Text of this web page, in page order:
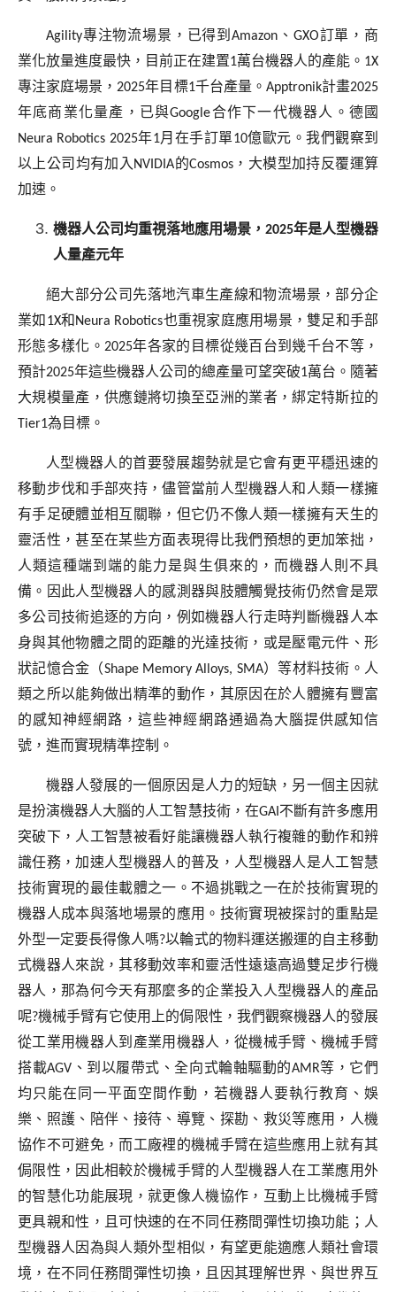
Agility專注物流場景，已得到Amazon 、 GXO訂單，商
業化放量進度最快，目前正在建置1萬台機器人的產能。 1X
專注家庭場景，2025年目標1千台產量。 Apptronik計畫2025
年底商業化量產，已與Google合作下一代機器人。德國
Neura Robotics 2025年1月在手訂單10億歐元。我們觀察到
以上公司均有加入NVIDIA的Cosmos ，大模型加持反覆運算
加速。
機器人公司均重視落地應用場景， 2025年是人型機器
人量產元年
絕大部分公司先落地汽車生產線和物流場景，部分企
業如 1X和 Neura Robotics也重視家庭應用場景，雙足和手部
形態多樣化。2025年各家的目標從幾百台到幾千台不等，
預計2025年這些機器人公司的總產量可望突破1萬台。隨著
大規模量產，供應鏈將切換至亞洲的業者，綁定特斯拉的
Tier1為目標。
人型機器人的首要發展趨勢就是它會有更平穩迅速的
移動步伐和手部夾持，儘管當前人型機器人和人類一樣擁
有手足硬體並相互關聯，但它仍不像人類一樣擁有天生的
靈活性，甚至在某些方面表現得比我們預想的更加笨拙，
人類這種端到端的能力是與生俱來的，而機器人則不具
備。因此人型機器人的感測器與肢體觸覺技術仍然會是眾
多公司技術追逐的方向，例如機器人行走時判斷機器人本
身與其他物體之間的距離的光達技術，或是壓電元件、形
狀記憶合金（Shape Memory Alloys, SMA）等材料技術。人
類之所以能夠做出精準的動作，其原因在於人體擁有豐富
的感知神經網路，這些神經網路通過為大腦提供感知信
號，進而實現精準控制。
機器人發展的一個原因是人力的短缺，另一個主因就
是扮演機器人大腦的人工智慧技術，在GAI 不斷有許多應用
突破下，人工智慧被看好能讓機器人執行複雜的動作和辨
識任務，加速人型機器人的普及，人型機器人是人工智慧
技術實現的最佳載體之一。不過挑戰之一在於技術實現的
機器人成本與落地場景的應用。技術實現被探討的重點是
外型一定要長得像人嗎?以輪式的物料運送搬運的自主移動
式機器人來說，其移動效率和靈活性遠遠高過雙足步行機
器人，那為何今天有那麼多的企業投入人型機器人的產品
呢?機械手臂有它使用上的侷限性，我們觀察機器人的發展
從工業用機器人到產業用機器人，從機械手臂、機械手臂
搭載AGV 、到以履帶式、全向式輪軸驅動的AMR等，它們
均只能在同一平面空間作動，若機器人要執行教育、娛
樂、照護、陪伴、接待、導覽、探勘、救災等應用，人機
協作不可避免，而工廠裡的機械手臂在這些應用上就有其
侷限性，因此相較於機械手臂的人型機器人在工業應用外
的智慧化功能展現，就更像人機協作，互動上比機械手臂
更具親和性，且可快速的在不同任務間彈性切換功能；人
型機器人因為與人類外型相似，有望更能適應人類社會環
境，在不同任務間彈性切換，且因其理解世界、與世界互